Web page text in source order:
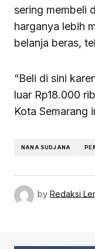
sering membeli
harganya lebih
belanja beras,
“Beli di sini
luar Rp18.000
Kota Semarang
NANA SUDJANA
by Redaksi